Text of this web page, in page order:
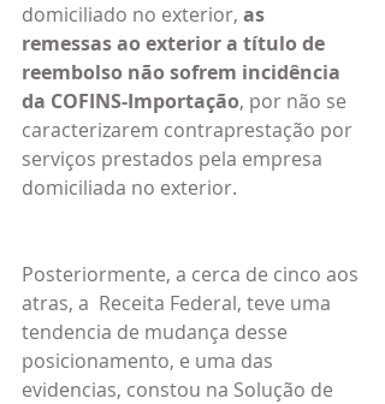
domiciliado no exterior, as
remessas ao exterior a título de
reembolso não sofrem incidência
da COFINS-Importação, por não se
caracterizarem contraprestação por
serviços prestados pela empresa
domiciliada no exterior.
Posteriormente, a cerca de cinco aos
atras, a  Receita Federal, teve uma
tendencia de mudança desse
posicionamento, e uma das
evidencias, constou na Solução de